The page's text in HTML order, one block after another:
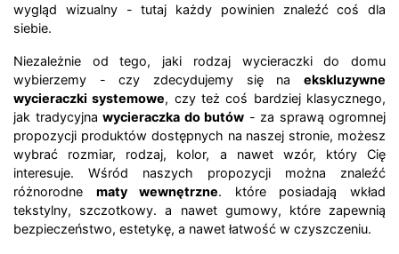
wygląd wizualny - tutaj każdy powinien znaleźć coś dla
siebie.
Niezależnie od tego, jaki rodzaj wycieraczki do domu
wybierzemy - czy zdecydujemy się na ekskluzywne
wycieraczki systemowe, czy też coś bardziej klasycznego,
jak tradycyjna wycieraczka do butów - za sprawą ogromnej
propozycji produktów dostępnych na naszej stronie, możesz
wybrać rozmiar, rodzaj, kolor, a nawet wzór, który Cię
interesuje. Wśród naszych propozycji można znaleźć
różnorodne maty wewnętrzne. które posiadają wkład
tekstylny, szczotkowy. a nawet gumowy, które zapewnią
bezpieczeństwo, estetykę, a nawet łatwość w czyszczeniu.